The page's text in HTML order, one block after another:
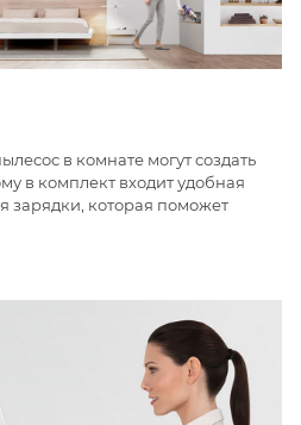
в комнате могут создать
в комплект входит удобная
зарядки, которая поможет